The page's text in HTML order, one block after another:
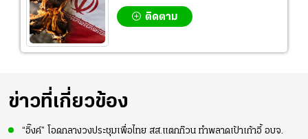
ติดตาม
ข่าวที่เกี่ยวข้อง
“อิ๊งค์” โอดกลางวงประชุมเพื่อไทย สส.แตกก๊วน ทำพลาดเป้าเก้าอี้ อบจ.